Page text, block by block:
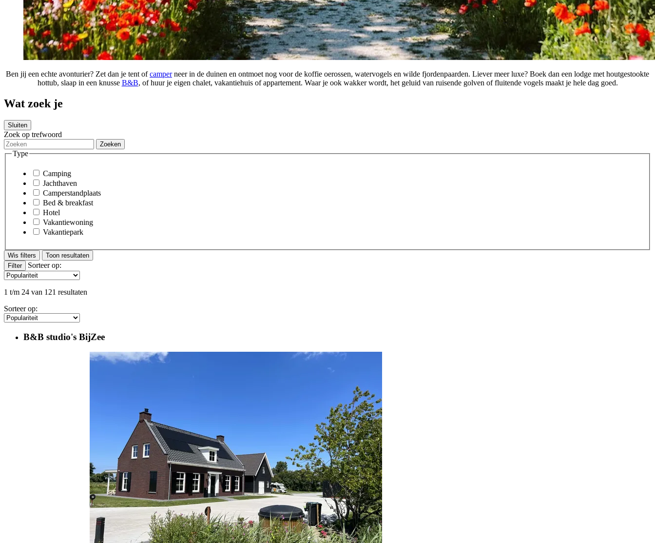
Ben jij een echte avonturier? Zet dan je tent ofcamperneer in de duinen en ontmoet nog voor de koffie oerossen, watervogels en wilde fjordenpaarden. Liever meer luxe? Boek dan een lodge met houtgestookte
hottub, slaap in een knusse B&B, of huur je eigen chalet, vakantiehuis of appartement. Waar je ook wakker wordt, het geluid van ruisende golven of fluitende vogels maakt je hele dag goed.
Wat zoek je
Sluiten
Zoek op trefwoord
Zoeken
Type
Camping
Jachthaven
Camperstandplaats
Bed & breakfast
Hotel
Vakantiewoning
Vakantiepark
Wis filters
Filter
Sorteer op:
1 t/m 24 van 121 resultaten
Sorteer op:
B&B studio's BijZee